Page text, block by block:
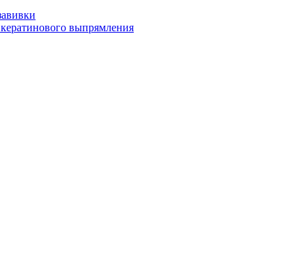
выпрямления